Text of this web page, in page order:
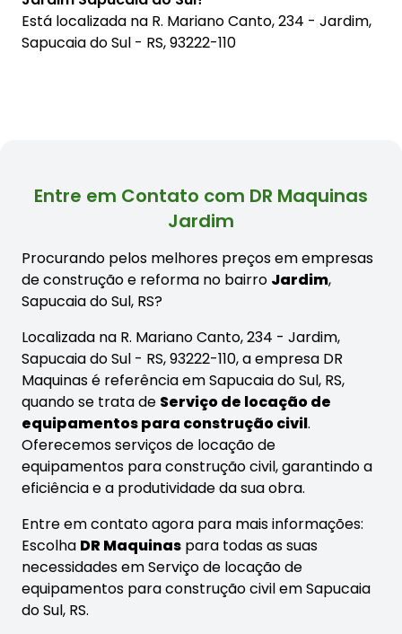
Está localizada na R. Mariano Canto, 234 - Jardim,
Sapucaia do Sul - RS, 93222-110
Entre em Contato com DR Maquinas
Jardim
Procurando pelos melhores preços em empresas
de construção e reforma no bairro Jardim,
Sapucaia do Sul, RS?
Localizada na R. Mariano Canto, 234 - Jardim,
Sapucaia do Sul - RS, 93222-110, a empresa DR
Maquinas é referência em Sapucaia do Sul, RS,
quando se trata de Serviço de locação de
equipamentos para construção civil.
Oferecemos serviços de locação de
equipamentos para construção civil, garantindo a
eficiência e a produtividade da sua obra.
Entre em contato agora para mais informações:
Escolha DR Maquinas para todas as suas
necessidades em Serviço de locação de
equipamentos para construção civil em Sapucaia
do Sul, RS.